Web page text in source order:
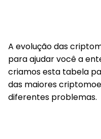
A evolução das
para ajudar você a
criamos esta tabela
das maiores
diferentes problemas.